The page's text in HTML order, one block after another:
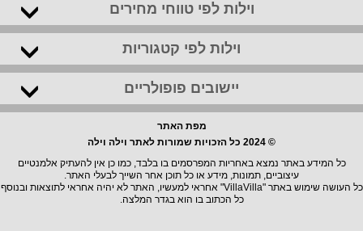
וילות לפי טווחי מחירים
וילות לפי קטגוריות
יישובים פופולריים
מפת האתר
© 2024 כל הזכויות שמורות לאתר וילה וילה
כל המידע באתר נמצא באחריות המפרסמים בו בלבד, כמו כן אין להעתיק אלמנטיים
עיצוביים, תמונות, מידע או כל תוכן אחר השייך לבעלי האתר.
כל העושה שימוש באתר "VillaVilla" אחראי למעשיו, האתר לא יהיה אחראי לתוצאות ובנוסף
כל הכתוב בו הוא בגדר המלצה.